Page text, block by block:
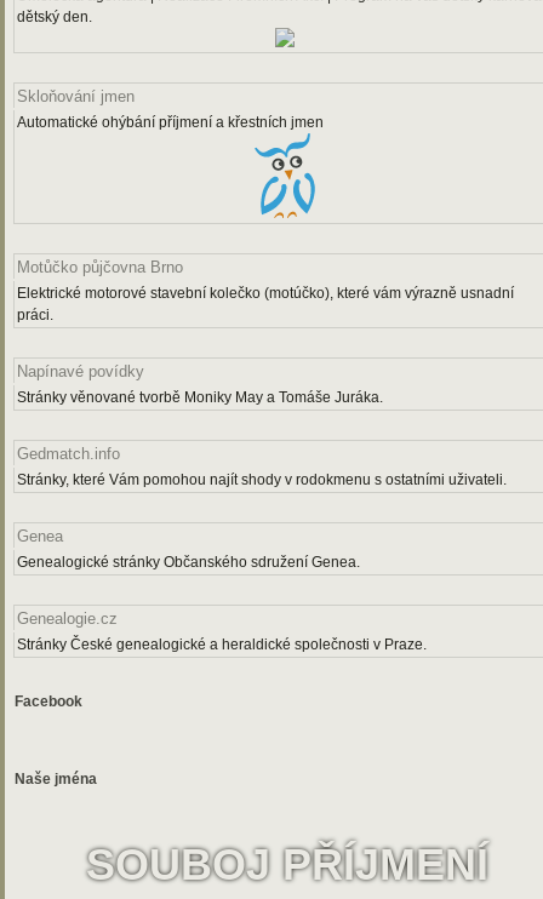
dětský den.
Skloňování jmen
Automatické ohýbání příjmení a křestních jmen
Motůčko půjčovna Brno
Elektrické motorové stavební kolečko (motúčko), které vám výrazně usnadní
práci.
Napínavé povídky
Stránky věnované tvorbě Moniky May a Tomáše Juráka.
Gedmatch.info
Stránky, které Vám pomohou najít shody v rodokmenu s ostatními uživateli.
Genea
Genealogické stránky Občanského sdružení Genea.
Genealogie.cz
Stránky České genealogické a heraldické společnosti v Praze.
Facebook
Naše jména
SOUBOJ PŘÍJMENÍ